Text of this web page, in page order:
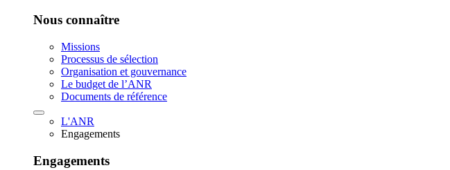
Nous connaître
Missions
Processus de sélection
Organisation et gouvernance
Le budget de l’ANR
Documents de référence
L'ANR
Engagements
Engagements